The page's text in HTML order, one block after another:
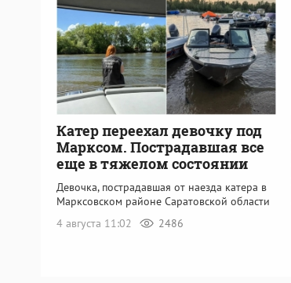
Катер переехал девочку под
Марксом. Пострадавшая все
еще в тяжелом состоянии
Девочка, пострадавшая от наезда катера в
Марксовском районе Саратовской области
4 августа 11:02
2486